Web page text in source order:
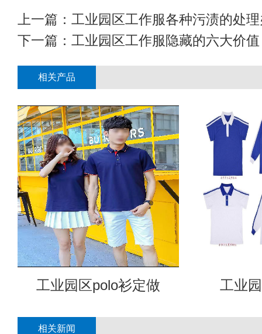
上一篇： 工业园区工作服各种污渍的处
下一篇： 工业园区工作服隐藏的六大价值
相关产品
工业园区polo衫定做 工业
相关新闻